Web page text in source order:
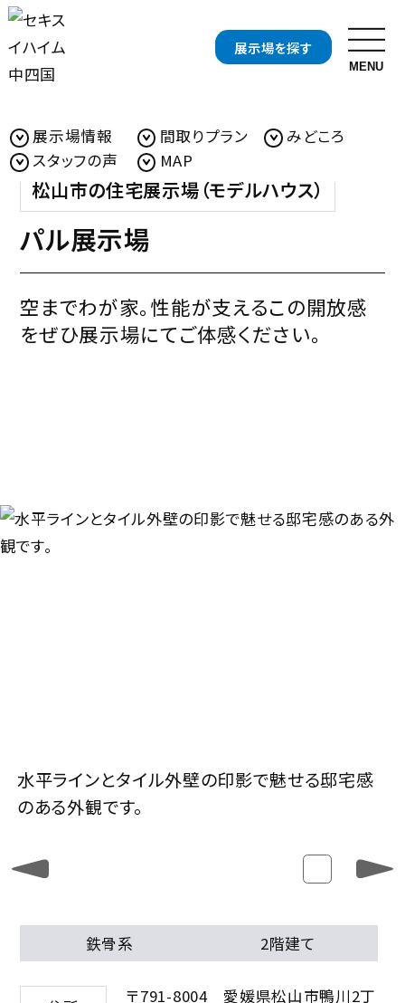
展示場を探す
MENU
お近くの展示場を探す
開催中の
イベント
分譲地・
分譲住宅を探す
開催中の
キャンペーンを探す
カタログ請求
セキスイハイムについて知る
家づくりコラム
よくある質問
セキスイハイムまちづくりプロジェクト
お問い合わせフォームはこちら
松山市の住宅展示場（モデルハウス）
パル展示場
空までわが家。性能が支えるこの開放感
をぜひ展示場にてご体感ください。
展示場情報 間取りプラン
みどころ
スタッフの声
MAP
水平ラインとタイル外壁の印影で魅せる邸宅感
のある外観です。
鉄骨系 2階建て
〒791-8004 愛媛県松山市鴨川2丁